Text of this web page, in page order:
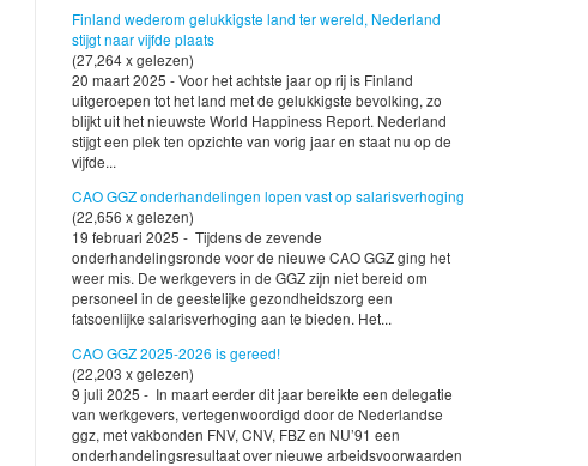
Finland wederom gelukkigste land ter wereld, Nederland
stijgt naar vijfde plaats
(27,264 x gelezen)
20 maart 2025 - Voor het achtste jaar op rij is Finland
uitgeroepen tot het land met de gelukkigste bevolking, zo
blijkt uit het nieuwste World Happiness Report. Nederland
stijgt een plek ten opzichte van vorig jaar en staat nu op de
vijfde...
CAO GGZ onderhandelingen lopen vast op salarisverhoging
(22,656 x gelezen)
19 februari 2025 - Tijdens de zevende
onderhandelingsronde voor de nieuwe CAO GGZ ging het
weer mis. De werkgevers in de GGZ zijn niet bereid om
personeel in de geestelijke gezondheidszorg een
fatsoenlijke salarisverhoging aan te bieden. Het...
CAO GGZ 2025-2026 is gereed!
(22,203 x gelezen)
9 juli 2025 - In maart eerder dit jaar bereikte een delegatie
van werkgevers, vertegenwoordigd door de Nederlandse
ggz, met vakbonden FNV, CNV, FBZ en NU’91 een
onderhandelingsresultaat over nieuwe arbeidsvoorwaarden